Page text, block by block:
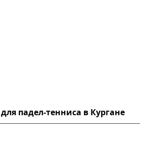
падел-тенниса в Кургане